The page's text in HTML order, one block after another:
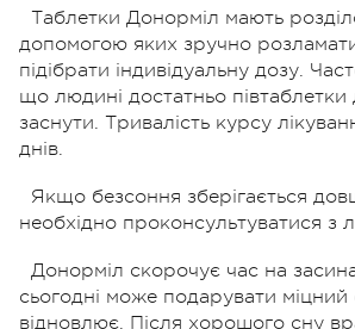
Таблетки Донорміл мають
допомогою яких зручно
підібрати індивідуальну дозу.
що людині достатньо
заснути. Тривалість курсу
днів.
Якщо безсоння зберігається
необхідно проконсультуватися з
Донорміл скорочує час на
сьогодні може подарувати
відновлює. Після хорошого сну